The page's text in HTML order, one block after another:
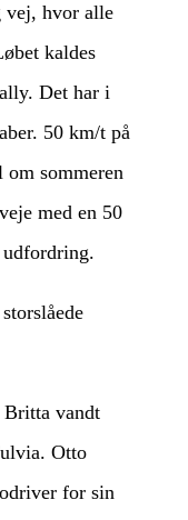
vej, hvor alle
kaldes
Det har i
50 km/t på
om sommeren
med en 50
Britta vandt
Otto
for sin